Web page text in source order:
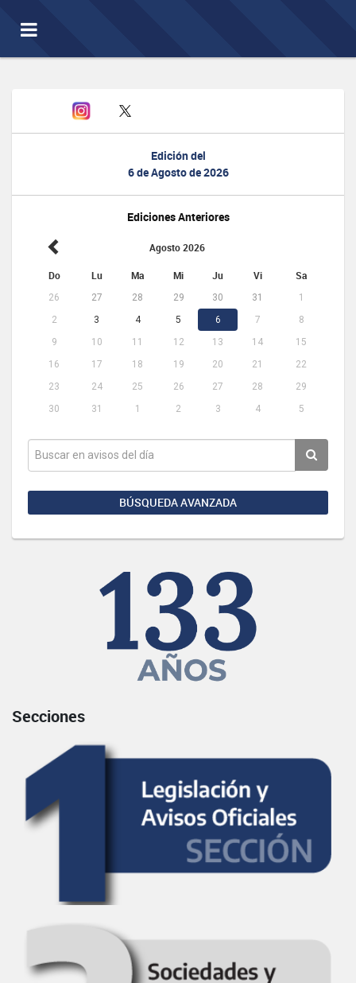
Toggle
navigation
Edición del
6 de Agosto de 2026
Ediciones Anteriores
Agosto 2026
Do Lu Ma Mi Ju Vi Sa
26 27 28 29 30 31
1
2
3 4 5 6 7
8
9
10 11 12 13 14
15
16
17 18 19 20 21
22
23
24 25 26 27 28
29
30
31 1 2 3 4 5
BÚSQUEDA AVANZADA
Secciones